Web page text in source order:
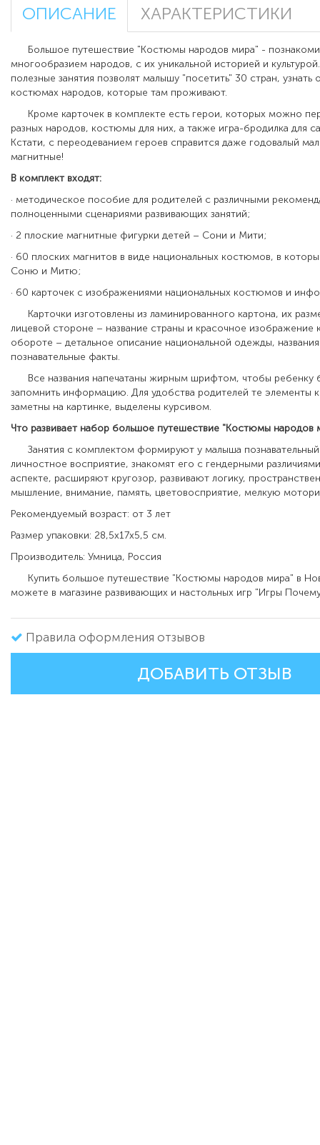
ОПИСАНИЕ ХАРАКТЕРИСТИКИ
Большое путешествие "Костюмы народов мира" -
многообразием народов, с их уникальной историей и
полезные занятия позволят малышу "посетить" 30 стран, узнать
костюмах народов, которые там проживают.
Кроме карточек в комплекте есть герои, которых можно
разных народов, костюмы для них, а также игра-бродилка для
Кстати, с переодеванием героев справится даже годовалый
магнитные!
В комплект входят:
· методическое пособие для родителей с различными
полноценными сценариями развивающих занятий;
· 2 плоские магнитные фигурки детей – Сони и Мити;
· 60 плоских магнитов в виде национальных костюмов, в
Соню и Митю;
· 60 карточек с изображениями национальных костюмов и
Карточки изготовлены из ламинированного картона, их
лицевой стороне – название страны и красочное изображение
обороте – детальное описание национальной одежды,
познавательные факты.
Все названия напечатаны жирным шрифтом, чтобы ребенку
запомнить информацию. Для удобства родителей те элементы
заметны на картинке, выделены курсивом.
Что развивает набор большое путешествие "Костюмы народов
Занятия с комплектом формируют у малыша
личностное восприятие, знакомят его с гендерными
аспекте, расширяют кругозор, развивают логику,
мышление, внимание, память, цветовосприятие, мелкую
Рекомендуемый возраст: от 3 лет
Размер упаковки: 28,5х17х5,5 см.
Производитель: Умница, Россия
Купить большое путешествие "Костюмы народов мира" в
можете в магазине развивающих и настольных игр "Игры
Правила оформления отзывов
ДОБАВИТЬ ОТЗЫВ